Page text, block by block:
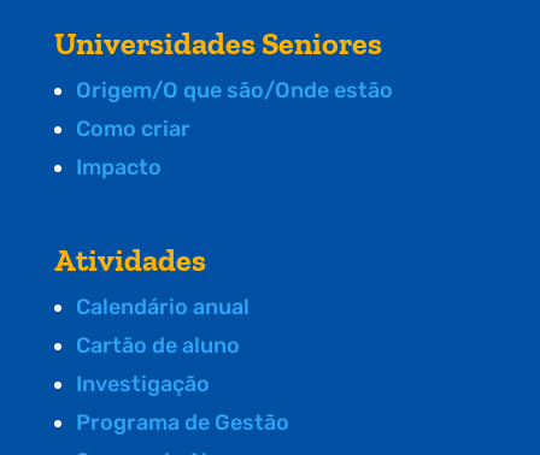
Universidades Seniores
Origem/O que são/Onde estão
Como criar
Impacto
Atividades
Calendário anual
Cartão de aluno
Investigação
Programa de Gestão